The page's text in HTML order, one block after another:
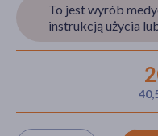
To jest wyrób
instrukcją użycia